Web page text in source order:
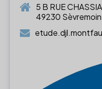
5 B RUE
49230